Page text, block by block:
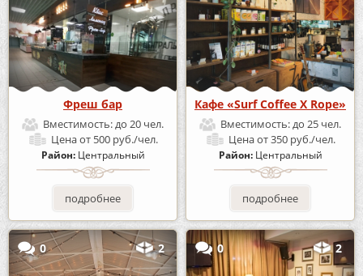
Фреш бар
Вместимость:до 20 чел.
Ценаот 500 руб./чел.
Район: Центральный
подробнее
Кафе «Surf Coffee X Rope»
Вместимость:до 25 чел.
Ценаот 350 руб./чел.
Район: Центральный
подробнее
0 2 0 2